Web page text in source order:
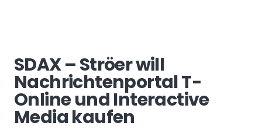
SDAX – Ströer will
Nachrichtenportal T-
Online und Interactive
Media kaufen